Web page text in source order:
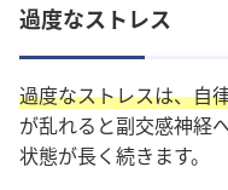
過度なストレス
過度なストレスは、自
が乱れると副交感神経
状態が長く続きます。